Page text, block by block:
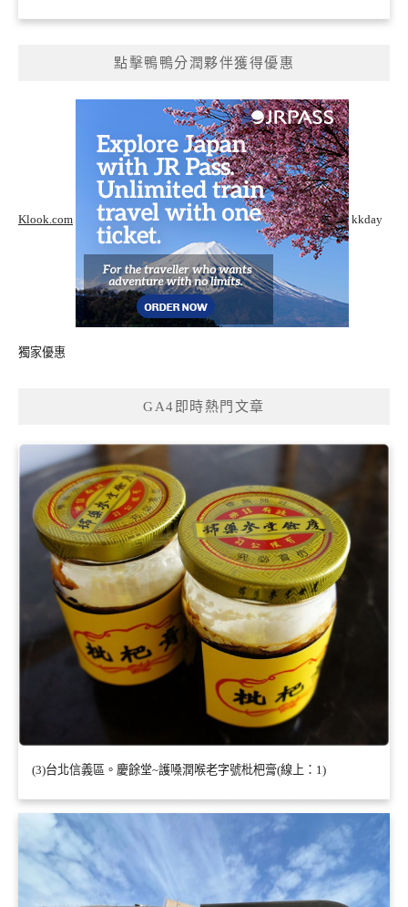
點擊鴨鴨分潤夥伴獲得優惠
Klook.com kkday
獨家優惠
GA4即時熱門文章
(3)台北信義區。慶餘堂~護嗓潤喉老字號枇杷膏(線上：1)